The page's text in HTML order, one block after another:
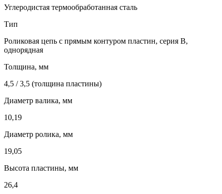
Углеродистая термообработанная сталь
Тип
Роликовая цепь с прямым контуром пластин, серия B,
однорядная
Толщина, мм
4,5 / 3,5 (толщина пластины)
Диаметр валика, мм
10,19
Диаметр ролика, мм
19,05
Высота пластины, мм
26,4